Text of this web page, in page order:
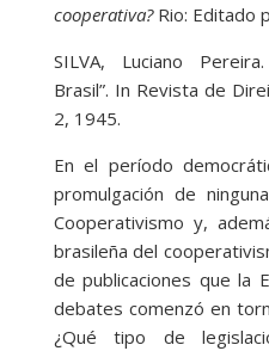
cooperativa?Rio: Editado
SILVA, Luciano
Brasil”. In Revista de
2, 1945.
En el período
promulgación de
Cooperativismo y,
brasileña del
de publicaciones que la
debates comenzó en
¿Qué tipo de